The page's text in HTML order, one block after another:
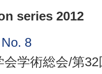
series 2012
8
会学術総会/第